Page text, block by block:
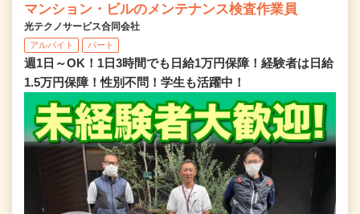
マンション・ビルのメンテナンス検査作業員
光テクノサービス合同会社
アルバイト パート
週1日～OK！1日3時間でも日給1万円保障！経験者は日給
1.5万円保障！性別不問！学生も活躍中！